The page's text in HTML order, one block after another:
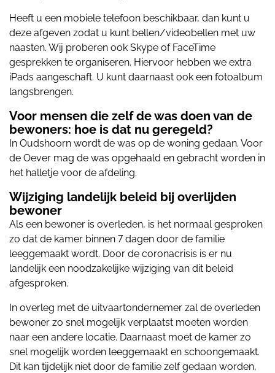
Heeft u een mobiele telefoon beschikbaar, dan kunt u
deze afgeven zodat u kunt bellen/videobellen met uw
naasten. Wij proberen ook Skype of FaceTime
gesprekken te organiseren. Hiervoor hebben we extra
iPads aangeschaft. U kunt daarnaast ook een fotoalbum
langsbrengen.
Voor mensen die zelf de was doen van de
bewoners: hoe is dat nu geregeld?
In Oudshoorn wordt de was op de woning gedaan. Voor
de Oever mag de was opgehaald en gebracht worden in
het halletje voor de afdeling.
Wijziging landelijk beleid bij overlijden
bewoner
Als een bewoner is overleden, is het normaal gesproken
zo dat de kamer binnen 7 dagen door de familie
leeggemaakt wordt. Door de coronacrisis is er nu
landelijk een noodzakelijke wijziging van dit beleid
afgesproken.
In overleg met de uitvaartondernemer zal de overleden
bewoner zo snel mogelijk verplaatst moeten worden
naar een andere locatie. Daarnaast moet de kamer zo
snel mogelijk worden leeggemaakt en schoongemaakt.
Dit kan tijdelijk niet door de familie zelf gedaan worden,